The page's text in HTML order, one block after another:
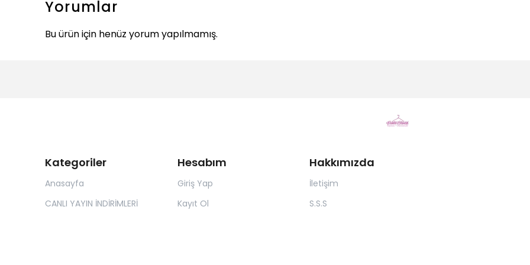
Yorumlar
Bu ürün için henüz yorum yapılmamış.
Kategoriler
Anasayfa
CANLI YAYIN İNDİRİMLERİ
Hesabım
Giriş Yap
Kayıt Ol
Hakkımızda
İletişim
S.S.S